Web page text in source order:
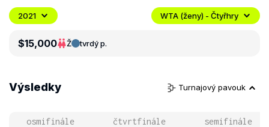
2021 WTA (ženy) - Čtyřhry
$15,000 Ž tvrdý p.
Výsledky Turnajový pavouk
osmifinále čtvrtfinále semifinále